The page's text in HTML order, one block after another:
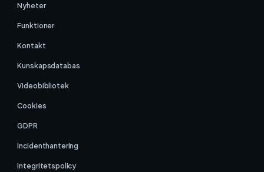
Nyheter
Funktioner
Kontakt
Kunskapsdatabas
Videobibliotek
Cookies
GDPR
Incidenthantering
Integritetspolicy